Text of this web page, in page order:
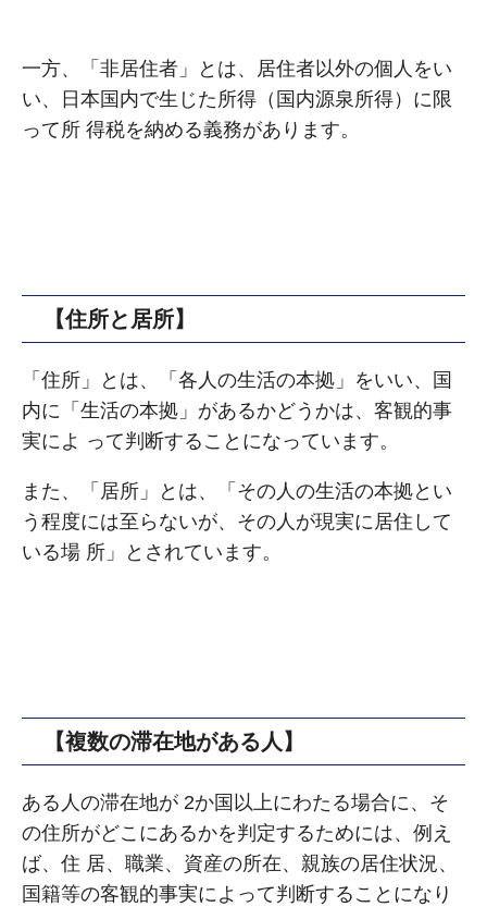
⼀⽅、「⾮居住者」とは、居住者以外の個⼈をい
い、⽇本国内で⽣じた所得（国内源泉所得）に限
って所 得税を納める義務があります。
【住所と居所】
「住所」とは、「各⼈の⽣活の本拠」をいい、国
内に「⽣活の本拠」があるかどうかは、客観的事
実によ って判断することになっています。
また、「居所」とは、「その⼈の⽣活の本拠とい
う程度には⾄らないが、その⼈が現実に居住して
いる場 所」とされています。
【複数の滞在地がある⼈】
ある⼈の滞在地が 2か国以上にわたる場合に、そ
の住所がどこにあるかを判定するためには、例え
ば、住 居、職業、資産の所在、親族の居住状況、
国籍等の客観的事実によって判断することになり